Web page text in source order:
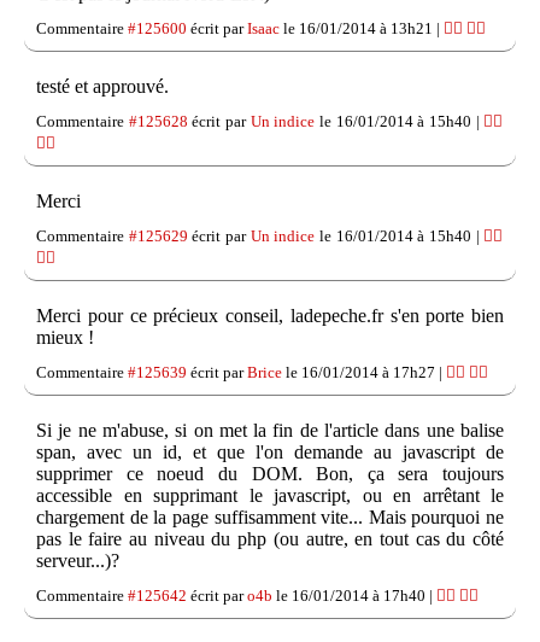
Commentaire #125600 écrit parIsaac le 16/01/2014 à 13h21 | 👍🏽 👎🏽
testé et approuvé.
Commentaire #125628 écrit par Un indice le 16/01/2014 à 15h40 | 👍🏽
👎🏽
Merci
Commentaire #125629 écrit par Un indice le 16/01/2014 à 15h40 | 👍🏽
👎🏽
Merci pour ce précieux conseil, ladepeche.fr s'en porte bien
mieux !
Commentaire #125639 écrit parBrice le 16/01/2014 à 17h27 | 👍🏽 👎🏽
Si je ne m'abuse, si on met la fin de l'article dans une balise
span, avec un id, et que l'on demande au javascript de
supprimer ce noeud du DOM. Bon, ça sera toujours
accessible en supprimant le javascript, ou en arrêtant le
chargement de la page suffisamment vite... Mais pourquoi ne
pas le faire au niveau du php (ou autre, en tout cas du côté
serveur...)?
Commentaire #125642 écrit paro4b le 16/01/2014 à 17h40 | 👍🏽 👎🏽